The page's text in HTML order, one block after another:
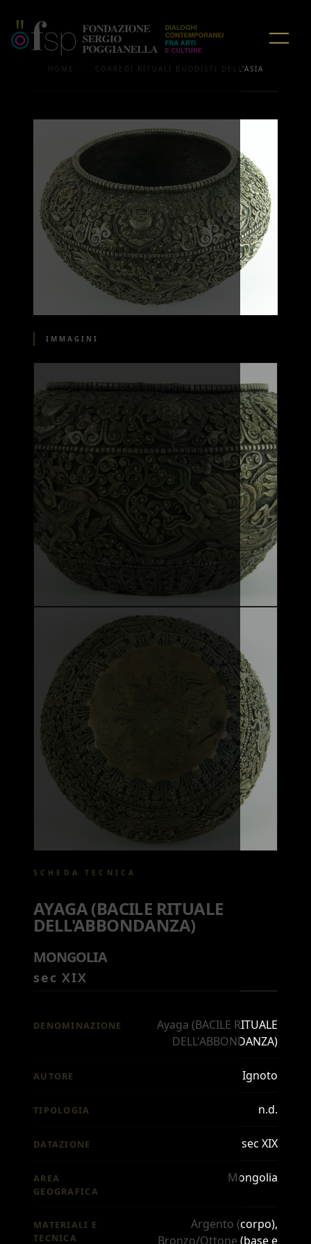
HOME CORREDI RITUALI BUDDISTI DELL'ASIA
IMMAGINI
SCHEDA TECNICA
AYAGA (BACILE RITUALE
DELL'ABBONDANZA)
MONGOLIA
sec XIX
DENOMINAZIONE
Ayaga (BACILE RITUALE
DELL'ABBONDANZA)
AUTORE Ignoto
TIPOLOGIA n.d.
DATAZIONE sec XIX
AREA
GEOGRAFICA
Mongolia
MATERIALI E
TECNICA
Argento (corpo),
Bronzo/Ottone (base e